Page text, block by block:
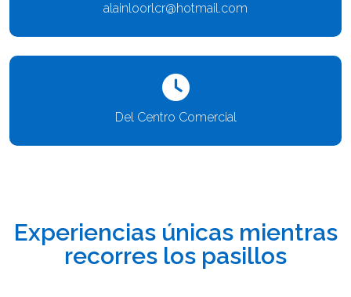
alainloorlcr@hotmail.com
Del Centro Comercial
Experiencias únicas mientras
recorres los pasillos